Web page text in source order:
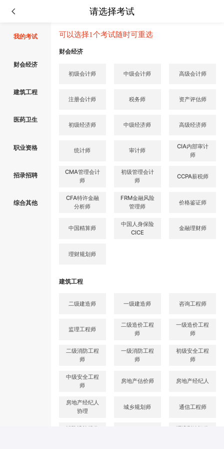
请选择考试
我的考试
财会经济
建筑工程
医药卫生
职业资格
招录招聘
综合其他
可以选择1个考试随时可重选
财会经济
初级会计师 中级会计师 高级会计师
注册会计师 税务师 资产评估师
初级经济师 中级经济师 高级经济师
统计师 审计师
CIA内部审计
师
CMA管理会计
师
初级管理会计
师
CCPA薪税师
CFA特许金融
分析师
FRM金融风险
管理师
价格鉴证师
中国精算师
中国人身保险
CICE
金融理财师
理财规划师
建筑工程
二级建造师 一级建造师 咨询工程师
监理工程师
二级造价工程
师
一级造价工程
师
二级消防工程
师
一级消防工程
师
初级安全工程
师
中级安全工程
师
房地产估价师 房地产经纪人
房地产经纪人
协理
城乡规划师 通信工程师
消防设施操作
环境影响评价